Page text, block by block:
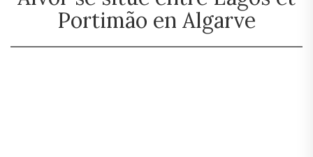
Portimão en Algarve